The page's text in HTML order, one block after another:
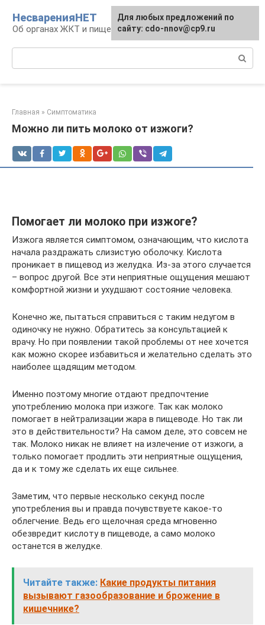
контенту
НесваренияНЕТ
Об органах ЖКТ и пищеварении
Главная » Симптоматика
Можно ли пить молоко от изжоги?
Помогает ли молоко при изжоге?
Изжога является симптомом, означающим, что кислота
начала раздражать слизистую оболочку. Кислота
проникает в пищевод из желудка. Из-за этого случается
– вопрос другой. Все эти неприятные ощущения мешают
комфортной жизни и ухудшают состояние человека.
Конечно же, пытаться справиться с таким недугом в
одиночку не нужно. Обратитесь за консультацией к
врачу. Но при появлении такой проблемы от нее хочется
как можно скорее избавиться и желательно сделать это
наиболее щадящим методом.
Именно поэтому многие отдают предпочтение
употреблению молока при изжоге. Так как молоко
помогает в нейтрализации жара в пищеводе. Но так ли
это в действительности? На самом деле, это совсем не
так. Молоко никак не влияет на излечение от изжоги, а
только помогает продлить эти неприятные ощущения,
да и к тому же сделать их еще сильнее.
Заметим, что первые несколько секунд после
употребления вы и правда почувствуете какое-то
облегчение. Ведь его щелочная среда мгновенно
обезвредит кислоту в пищеводе, а само молоко
останется в желудке.
Читайте также: Какие продукты питания
вызывают газообразование и брожение в
кишечнике?
Для любых предложений по
сайту: cdo-nnov@cp9.ru